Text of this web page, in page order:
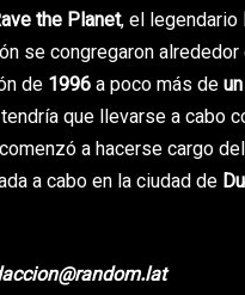
the Planet, el legendario
se congregaron alrededor
de 1996a poco más de
tendría que llevarse a cabo
a hacerse cargo
a cabo en la ciudad de